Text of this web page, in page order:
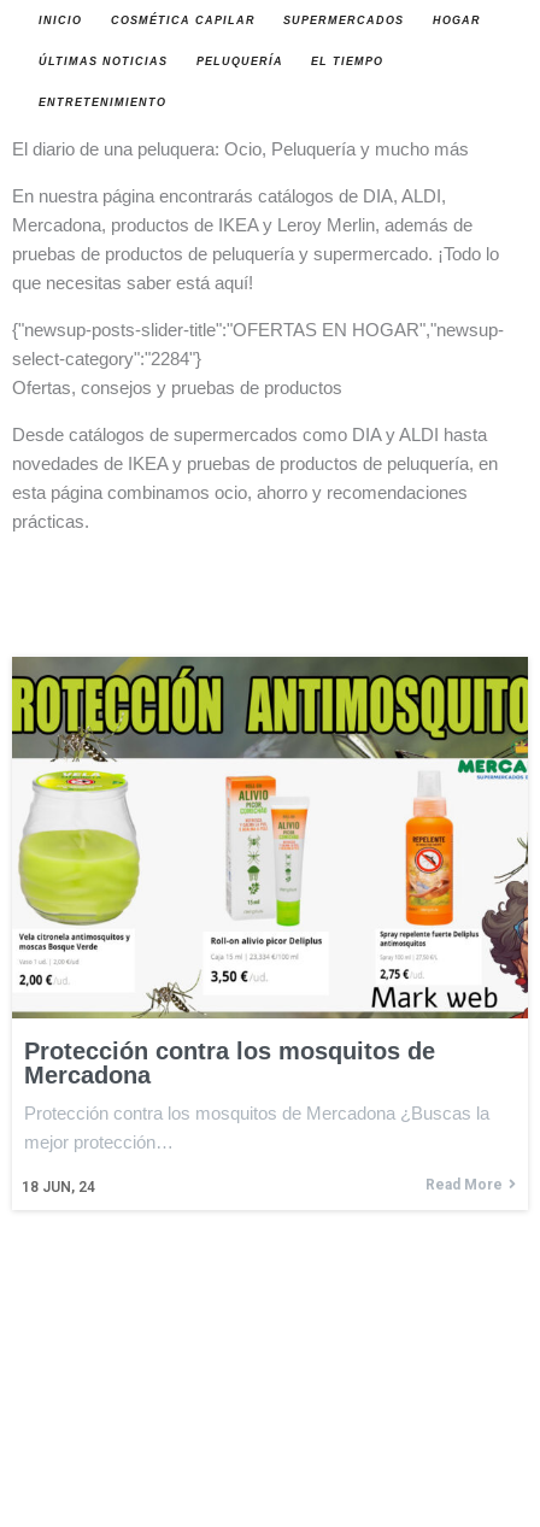
INICIO COSMÉTICA CAPILAR SUPERMERCADOS HOGAR
ÚLTIMAS NOTICIAS PELUQUERÍA EL TIEMPO
ENTRETENIMIENTO
El diario de una peluquera: Ocio, Peluquería y mucho más
En nuestra página encontrarás catálogos de DIA, ALDI,
Mercadona, productos de IKEA y Leroy Merlin, además de
pruebas de productos de peluquería y supermercado. ¡Todo lo
que necesitas saber está aquí!
{"newsup-posts-slider-title":"OFERTAS EN HOGAR","newsup-
select-category":"2284"}
Ofertas, consejos y pruebas de productos
Desde catálogos de supermercados como DIA y ALDI hasta
novedades de IKEA y pruebas de productos de peluquería, en
esta página combinamos ocio, ahorro y recomendaciones
prácticas.
Protección contra los mosquitos de
Mercadona
18 JUN, 24
Protección contra los mosquitos de Mercadona ¿Buscas la
mejor protección…
Read More